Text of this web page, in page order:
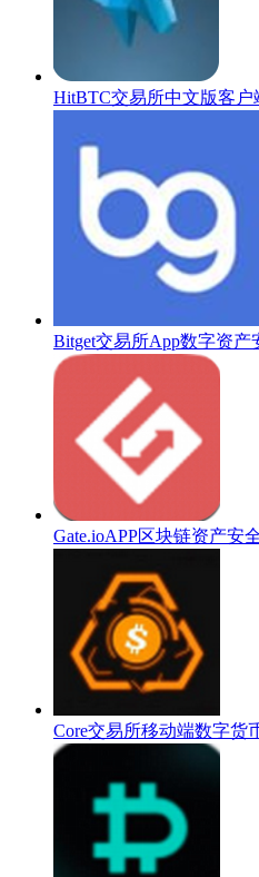
HitBTC交易所中文版客户
Bitget交易所App数字资产
Gate.ioAPP区块链资产安
Core交易所移动端数字货